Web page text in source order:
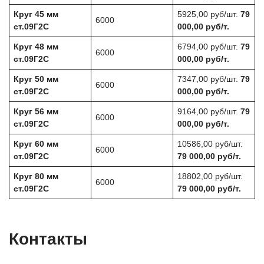
Круг 45 мм
ст.09Г2С
6000
5925,00 руб/шт. 79
000,00 руб/т.
Круг 48 мм
ст.09Г2С
6000
6794,00 руб/шт. 79
000,00 руб/т.
Круг 50 мм
ст.09Г2С
6000
7347,00 руб/шт. 79
000,00 руб/т.
Круг 56 мм
ст.09Г2С
6000
9164,00 руб/шт. 79
000,00 руб/т.
Круг 60 мм
ст.09Г2С
6000
10586,00 руб/шт.
79 000,00 руб/т.
Круг 80 мм
ст.09Г2С
6000
18802,00 руб/шт.
79 000,00 руб/т.
Контакты